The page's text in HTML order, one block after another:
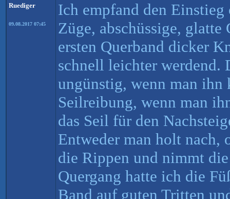
Ruediger
09.08.2017 07:45
Ich empfand den
Züge, abschüssige,
ersten Querband dicker
schnell leichter werdend.
ungünstig, wenn man ihn
Seilreibung, wenn man
das Seil für den
Entweder man holt nach,
die Rippen und nimmt
Quergang hatte ich die
Band auf guten Tritten